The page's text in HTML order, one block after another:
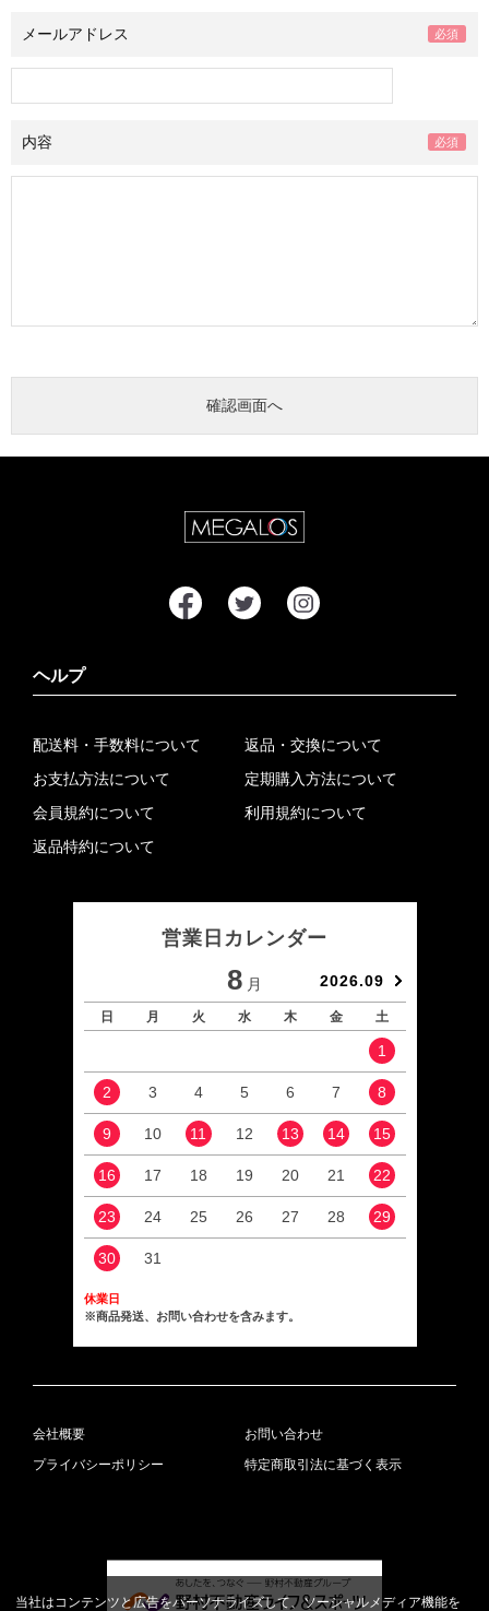
メールアドレス
内容
ヘルプ
配送料・手数料について
お支払方法について
会員規約について
返品特約について
返品・交換について
定期購入方法について
利用規約について
営業日カレンダー
8 月 2026.09
日 月 火 水 木 金 土
1
2 3 4 5 6 7 8
9 10 11 12 13 14 15
16 17 18 19 20 21 22
23 24 25 26 27 28 29
30 31
休業日
※商品発送、お問い合わせを含みます。
会社概要
お問い合わせ
プライバシーポリシー
特定商取引法に基づく表示
当社はコンテンツと広告をパーソナライズして、ソーシャルメディア機能を